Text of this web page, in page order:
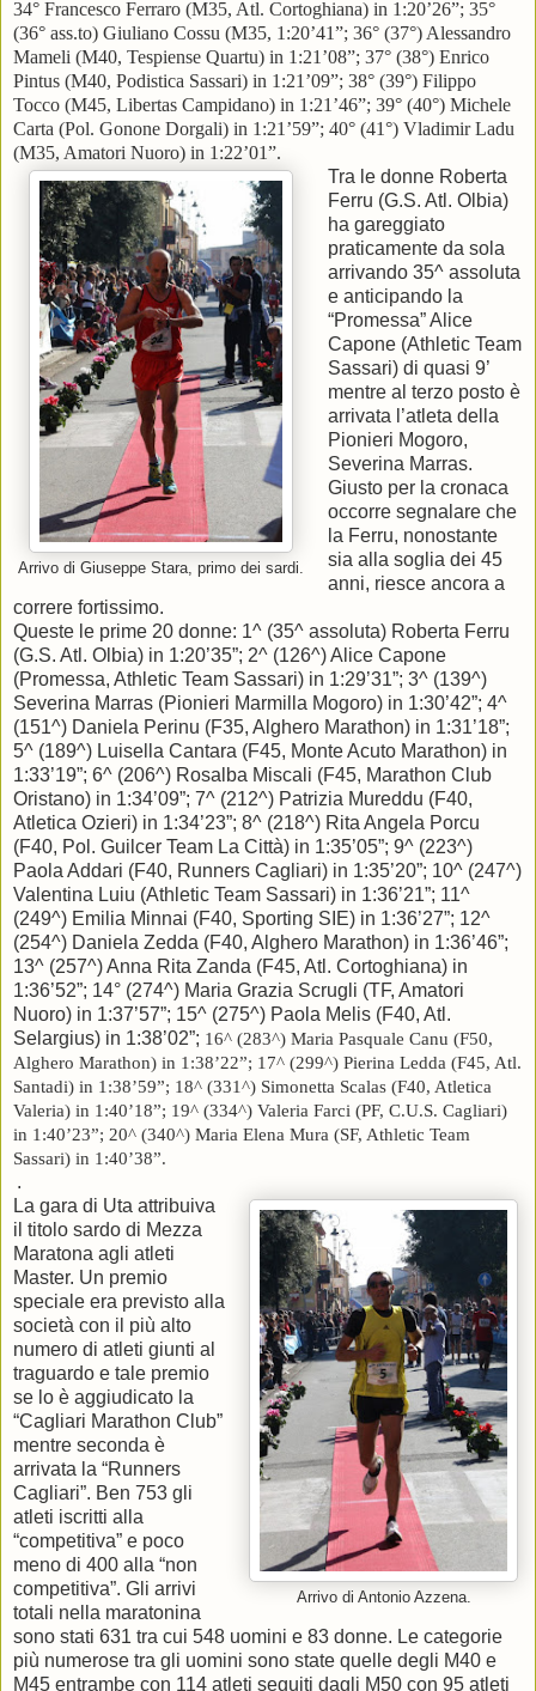
34° Francesco Ferraro (M35, Atl. Cortoghiana) in 1:20’26”; 35°
(36° ass.to) Giuliano Cossu (M35, 1:20’41”; 36° (37°) Alessandro
Mameli (M40, Tespiense Quartu) in 1:21’08”; 37° (38°) Enrico
Pintus (M40, Podistica Sassari) in 1:21’09”; 38° (39°) Filippo
Tocco (M45, Libertas Campidano) in 1:21’46”; 39° (40°) Michele
Carta (Pol. Gonone Dorgali) in 1:21’59”; 40° (41°) Vladimir Ladu
(M35, Amatori Nuoro) in 1:22’01”.
Arrivo di Giuseppe Stara, primo dei sardi.
Tra le donne Roberta
Ferru (G.S. Atl. Olbia)
ha gareggiato
praticamente da sola
arrivando 35^ assoluta
e anticipando la
“Promessa” Alice
Capone (Athletic Team
Sassari) di quasi 9’
mentre al terzo posto è
arrivata l’atleta della
Pionieri Mogoro,
Severina Marras.
Giusto per la cronaca
occorre segnalare che
la Ferru, nonostante
sia alla soglia dei 45
anni, riesce ancora a
correre fortissimo.
Queste le prime 20 donne: 1^ (35^ assoluta) Roberta Ferru
(G.S. Atl. Olbia) in 1:20’35”; 2^ (126^) Alice Capone
(Promessa, Athletic Team Sassari) in 1:29’31”; 3^ (139^)
Severina Marras (Pionieri Marmilla Mogoro) in 1:30’42”; 4^
(151^) Daniela Perinu (F35, Alghero Marathon) in 1:31’18”;
5^ (189^) Luisella Cantara (F45, Monte Acuto Marathon) in
1:33’19”; 6^ (206^) Rosalba Miscali (F45, Marathon Club
Oristano) in 1:34’09”; 7^ (212^) Patrizia Mureddu (F40,
Atletica Ozieri) in 1:34’23”; 8^ (218^) Rita Angela Porcu
(F40, Pol. Guilcer Team La Città) in 1:35’05”; 9^ (223^)
Paola Addari (F40, Runners Cagliari) in 1:35’20”; 10^ (247^)
Valentina Luiu (Athletic Team Sassari) in 1:36’21”; 11^
(249^) Emilia Minnai (F40, Sporting SIE) in 1:36’27”; 12^
(254^) Daniela Zedda (F40, Alghero Marathon) in 1:36’46”;
13^ (257^) Anna Rita Zanda (F45, Atl. Cortoghiana) in
1:36’52”; 14° (274^) Maria Grazia Scrugli (TF, Amatori
Nuoro) in 1:37’57”; 15^ (275^) Paola Melis (F40, Atl.
Selargius) in 1:38’02”; 16^ (283^) Maria Pasquale Canu (F50,
Alghero Marathon) in 1:38’22”; 17^ (299^) Pierina Ledda (F45, Atl.
Santadi) in 1:38’59”; 18^ (331^) Simonetta Scalas (F40, Atletica
Valeria) in 1:40’18”; 19^ (334^) Valeria Farci (PF, C.U.S. Cagliari)
in 1:40’23”; 20^ (340^) Maria Elena Mura (SF, Athletic Team
Sassari) in 1:40’38”.
.
Arrivo di Antonio Azzena.
La gara di Uta attribuiva
il titolo sardo di Mezza
Maratona agli atleti
Master. Un premio
speciale era previsto alla
società con il più alto
numero di atleti giunti al
traguardo e tale premio
se lo è aggiudicato la
“Cagliari Marathon Club”
mentre seconda è
arrivata la “Runners
Cagliari”. Ben 753 gli
atleti iscritti alla
“competitiva” e poco
meno di 400 alla “non
competitiva”. Gli arrivi
totali nella maratonina
sono stati 631 tra cui 548 uomini e 83 donne. Le categorie
più numerose tra gli uomini sono state quelle degli M40 e
M45 entrambe con 114 atleti seguiti dagli M50 con 95 atleti